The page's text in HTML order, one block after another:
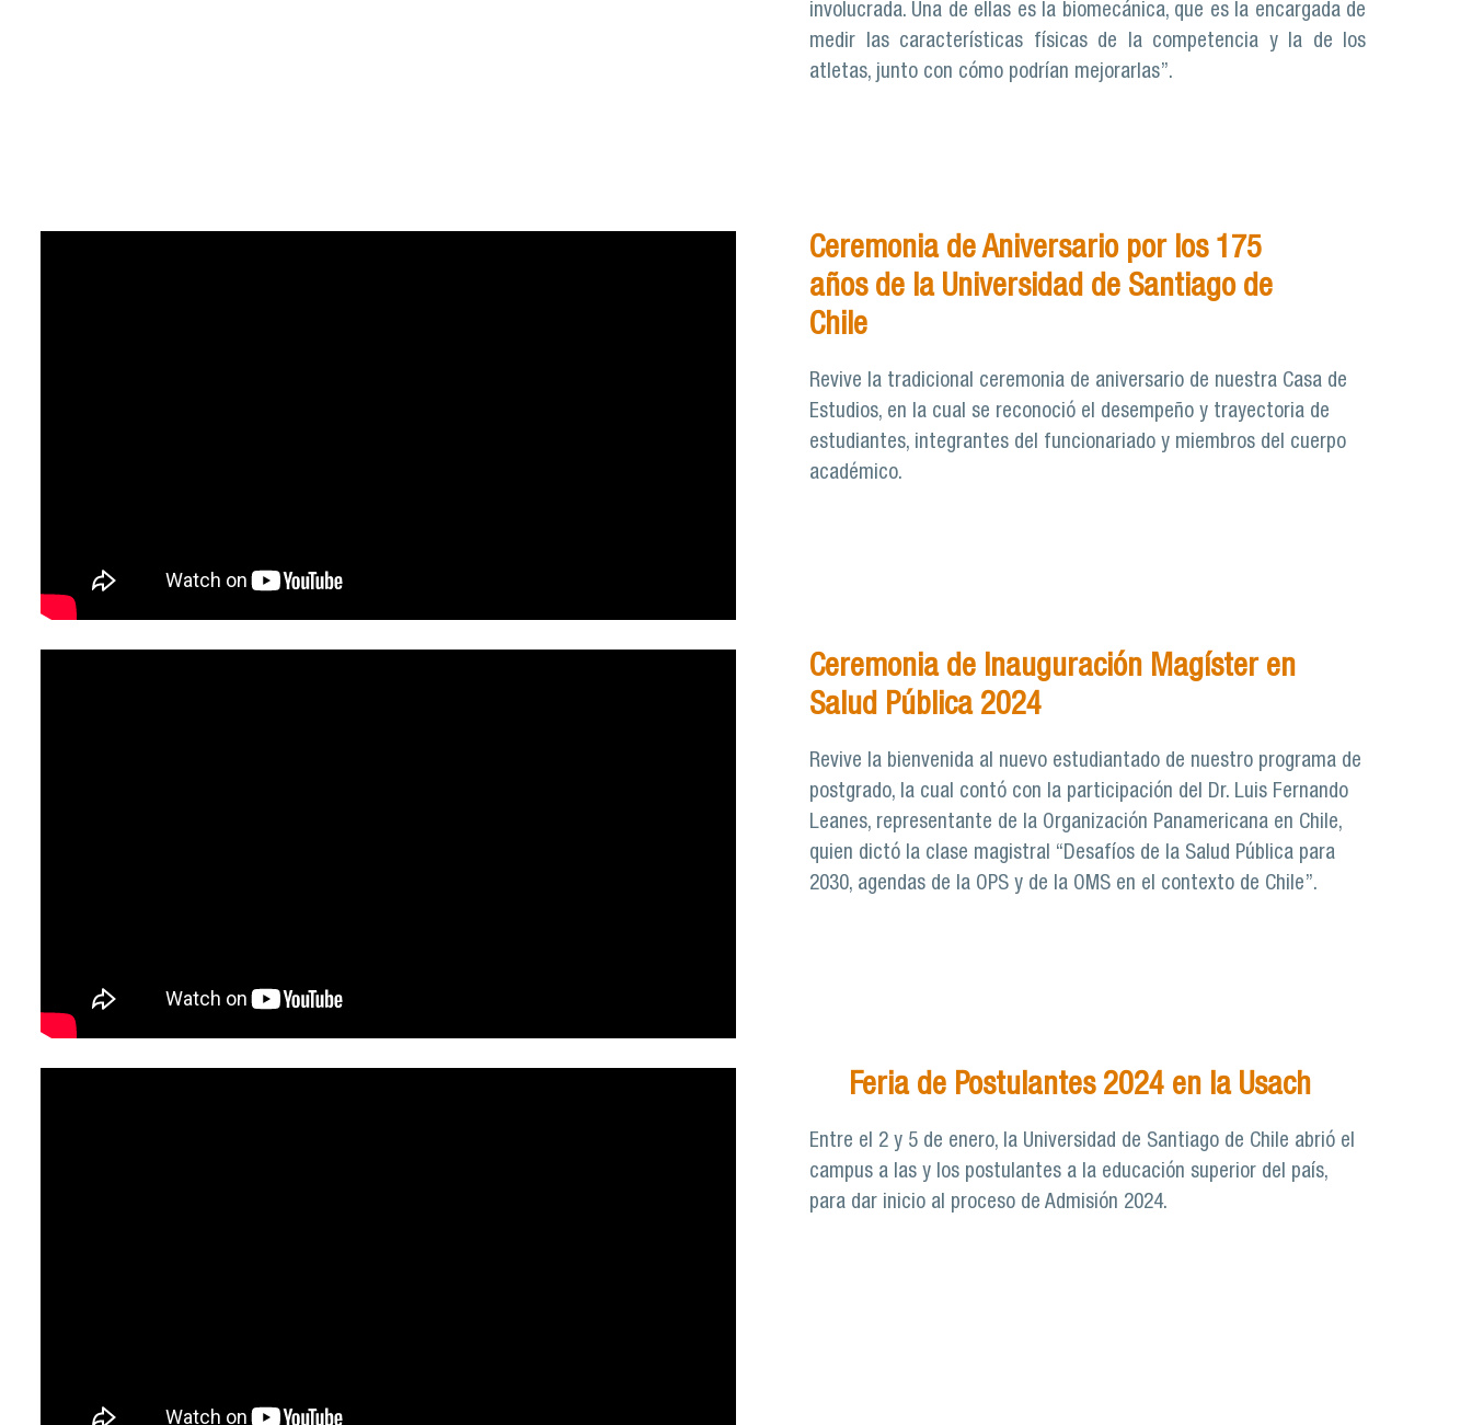
involucrada. Una de ellas es la biomecánica, que es la encargada de
medir las características físicas de la competencia y la de los
atletas, junto con cómo podrían mejorarlas”.
Ceremonia de Aniversario por los 175
años de la Universidad de Santiago de
Chile
Revive la tradicional ceremonia de aniversario de nuestra Casa de
Estudios, en la cual se reconoció el desempeño y trayectoria de
estudiantes, integrantes del funcionariado y miembros del cuerpo
académico.
Ceremonia de Inauguración Magíster en
Salud Pública 2024
Revive la bienvenida al nuevo estudiantado de nuestro programa de
postgrado, la cual contó con la participación del Dr. Luis Fernando
Leanes, representante de la Organización Panamericana en Chile,
quien dictó la clase magistral “Desafíos de la Salud Pública para
2030, agendas de la OPS y de la OMS en el contexto de Chile”.
Feria de Postulantes 2024 en la Usach
Entre el 2 y 5 de enero, la Universidad de Santiago de Chile abrió el
campus a las y los postulantes a la educación superior del país,
para dar inicio al proceso de Admisión 2024.